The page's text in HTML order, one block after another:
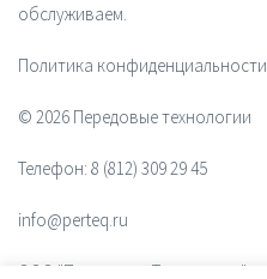
обслуживаем.
Политика конфиденциальности
© 2026 Передовые технологии
Телефон: 8 (812) 309 29 45
info@perteq.ru
ООО "Передовые Технологии"